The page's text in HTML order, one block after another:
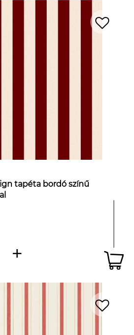
tapéta bordó színű